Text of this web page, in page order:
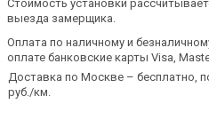
Стоимость установки
выезда замерщика.
Оплата по наличному и
оплате банковские карты Visa,
Доставка по Москве – бесплатно,
руб./км.